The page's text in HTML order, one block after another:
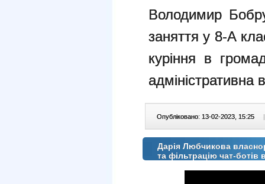
Володимир
заняття у 8-А
куріння в
адміністративна
Опубліковано: 13-02-2023, 15:25 |
Дарія Любчикова
та фільтрацію чат-ботів